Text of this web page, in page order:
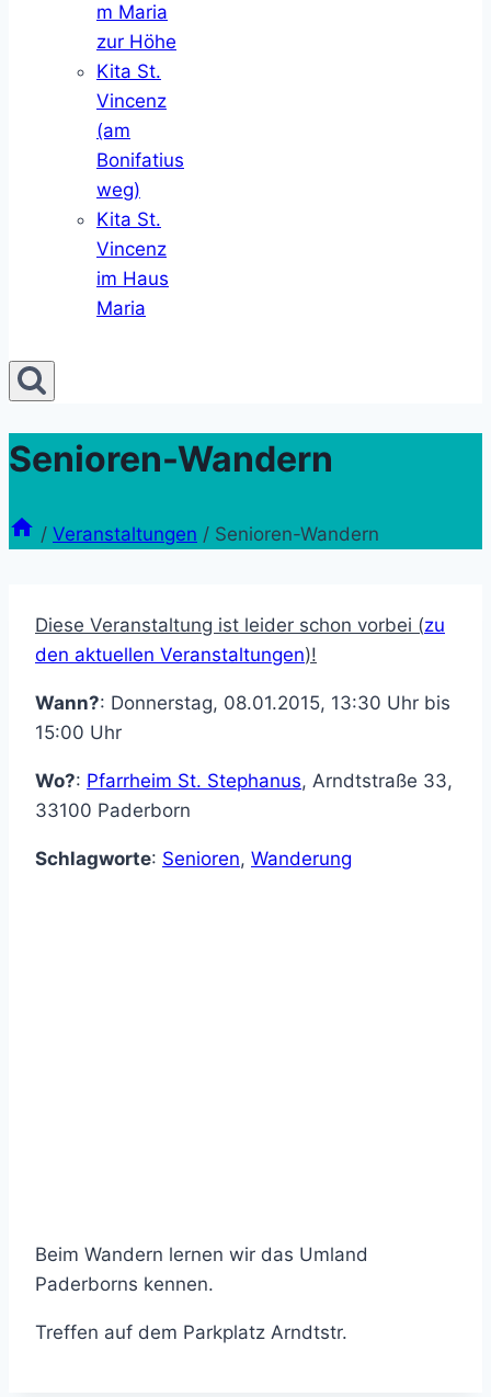
m Maria
zur Höhe
Kita St.
Vincenz
(am
Bonifatius
weg)
Kita St.
Vincenz
im Haus
Maria
Senioren-Wandern
/ Veranstaltungen / Senioren-Wandern
Diese Veranstaltung ist leider schon vorbei (zu
den aktuellen Veranstaltungen)!
Wann?: Donnerstag, 08.01.2015, 13:30 Uhr bis
15:00 Uhr
Wo?: Pfarrheim St. Stephanus, Arndtstraße 33,
33100 Paderborn
Schlagworte: Senioren, Wanderung
Beim Wandern lernen wir das Umland
Paderborns kennen.
Treffen auf dem Parkplatz Arndtstr.